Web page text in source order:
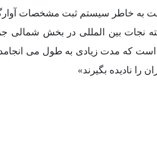
به خاطر سیستم ثبت مشخصات
نجات بین المللی در بخش شمالی
که مدت زیادی به طول می انجامد
را نادیده بگیرند»